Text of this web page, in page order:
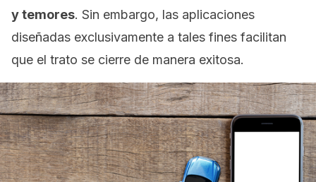
y temores. Sin embargo, las aplicaciones
diseñadas exclusivamente a tales fines facilitan
que el trato se cierre de manera exitosa.